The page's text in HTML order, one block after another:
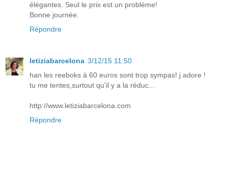
élégantes. Seul le prix est un problème!
Bonne journée.
Répondre
letiziabarcelona 3/12/15 11:50
han les reeboks à 60 euros sont trop sympas! j adore !
tu me tentes,surtout qu'il y a la réduc...
http://www.letiziabarcelona.com
Répondre